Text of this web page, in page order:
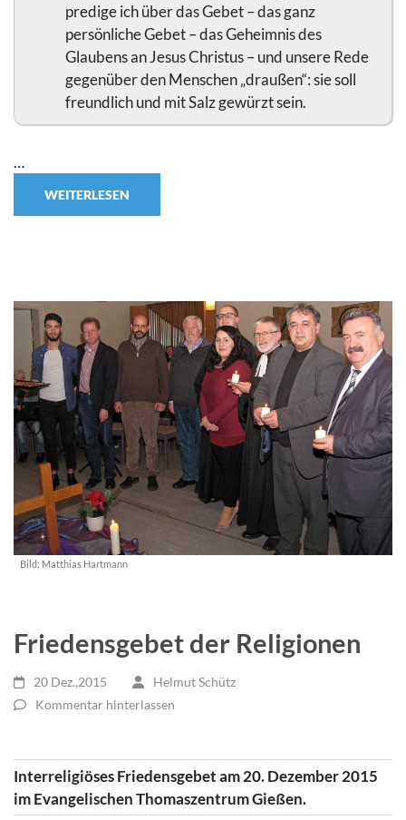
predige ich über das Gebet – das ganz
persönliche Gebet – das Geheimnis des
Glaubens an Jesus Christus – und unsere Rede
gegenüber den Menschen „draußen“: sie soll
freundlich und mit Salz gewürzt sein.
…
WEITERLESEN
Bild: Matthias Hartmann
Friedensgebet der Religionen
20 Dez.,2015
Helmut Schütz
Kommentar hinterlassen
Interreligiöses Friedensgebet am 20. Dezember 2015
im Evangelischen Thomaszentrum Gießen.